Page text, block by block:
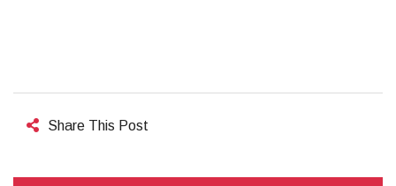
Share This Post